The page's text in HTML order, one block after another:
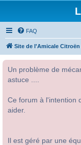
FAQ
Site de l'Amicale Citroën
Un problème de
astuce ....
Ce forum à l'intention
aider.
Il est géré par une